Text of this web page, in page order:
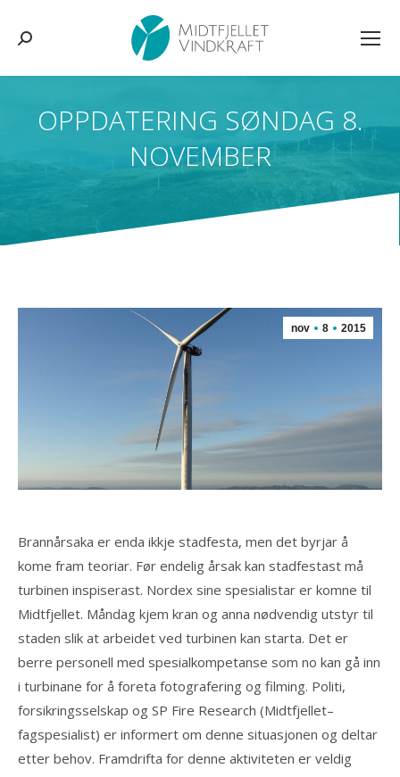
Søk:
OPPDATERING SØNDAG 8.
NOVEMBER
You are here:
nov 8 2015
Brannårsaka er enda ikkje stadfesta, men det byrjar å
kome fram teoriar. Før endelig årsak kan stadfestast må
turbinen inspiserast. Nordex sine spesialistar er komne til
Midtfjellet. Måndag kjem kran og anna nødvendig utstyr til
staden slik at arbeidet ved turbinen kan starta. Det er
berre personell med spesialkompetanse som no kan gå inn
i turbinane for å foreta fotografering og filming. Politi,
forsikringsselskap og SP Fire Research (Midtfjellet–
fagspesialist) er informert om denne situasjonen og deltar
etter behov. Framdrifta for denne aktiviteten er veldig